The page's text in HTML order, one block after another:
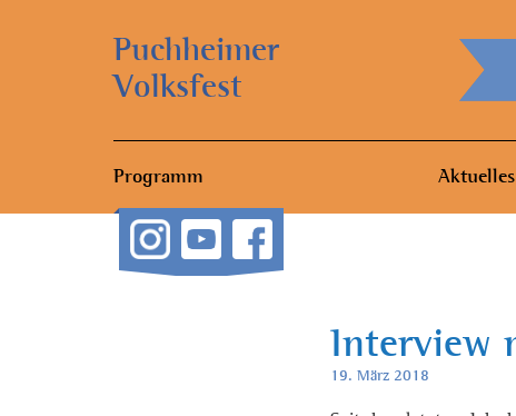
Puchheimer
Volksfest
Programm Aktuelles
Interview
19. März 2018